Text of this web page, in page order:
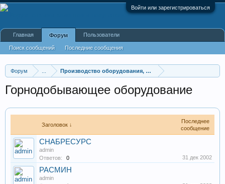
Войти или зарегистрироваться
Форум Производство оборудования, оборудование для произв
Горнодобывающее оборудование
Заголовок ↓
Последнее
сообщение
СНАБРЕСУРС
admin
Ответов:
0 31 дек 2002
РАСМИН
admin
Главная Форум
Поиск сообщений Последние сообщения
Пользователи